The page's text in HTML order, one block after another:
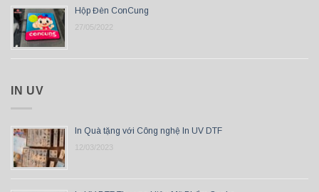
Hộp Đèn ConCung
27/05/2022
IN UV
In Quà tặng với Công nghệ In UV DTF
12/03/2023